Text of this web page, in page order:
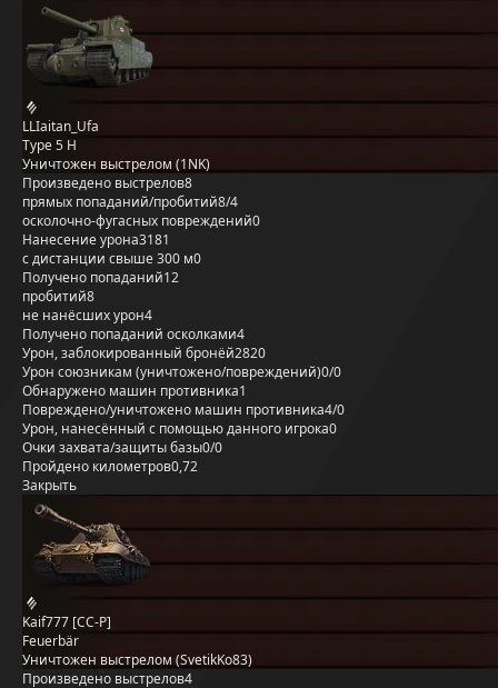
LLIaitan_Ufa
Type 5 H
Уничтожен выстрелом (1NK)
Произведено выстрелов8
прямых попаданий/пробитий8/4
осколочно-фугасных повреждений0
Нанесение урона3181
с дистанции свыше 300 м0
Получено попаданий12
пробитий8
не нанёсших урон4
Получено попаданий осколками4
Урон, заблокированный бронёй2820
Урон союзникам (уничтожено/повреждений)0/0
Обнаружено машин противника1
Повреждено/уничтожено машин противника4/0
Урон, нанесённый с помощью данного игрока0
Очки захвата/защиты базы0/0
Пройдено километров0,72
Закрыть
Kaif777 [CC-P]
Feuerbär
Уничтожен выстрелом (SvetikKo83)
Произведено выстрелов4